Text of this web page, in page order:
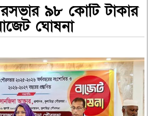
৯৮ কোটি টাকার
ঘোষনা